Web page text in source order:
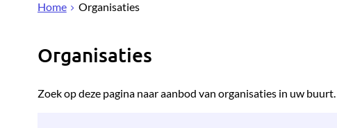
Home Organisaties
Organisaties
Zoek op deze pagina naar aanbod van organisaties in uw buurt.